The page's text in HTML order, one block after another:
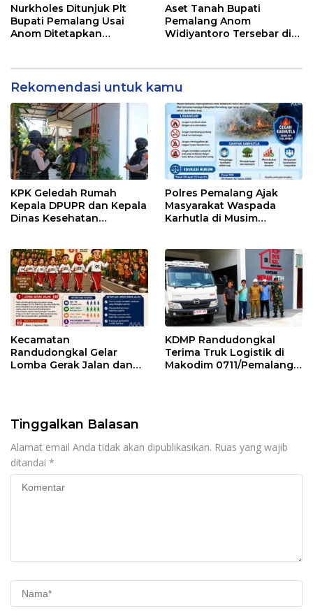
Nurkholes Ditunjuk Plt
Bupati Pemalang Usai
Anom Ditetapkan
Aset Tanah Bupati
Pemalang Anom
Widiyantoro Tersebar di
Rekomendasi untuk kamu
KPK Geledah Rumah
Kepala DPUPR dan Kepala
Dinas Kesehatan
Polres Pemalang Ajak
Masyarakat Waspada
Karhutla di Musim
Kecamatan
Randudongkal Gelar
Lomba Gerak Jalan dan
KDMP Randudongkal
Terima Truk Logistik di
Makodim 0711/Pemalang
Tinggalkan Balasan
Alamat email Anda tidak akan dipublikasikan. Ruas yang wajib
ditandai *